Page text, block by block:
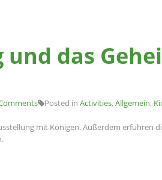
das
Posted in Activities, Allgemein,
mit Königen. Außerdem erfuhren